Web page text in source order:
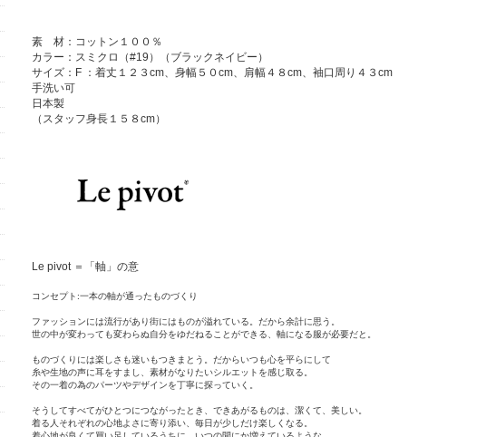
素 材：コットン１００％
カラー：スミクロ（#19）（ブラックネイビー）
サイズ：F ：着丈１２３cm、身幅５０cm、肩幅４８cm、袖口周り４３cm
手洗い可
日本製
（スタッフ身長１５８cm）
Le pivot ＝「軸」の意
コンセプト:一本の軸が通ったものづくり
ファッションには流行があり街にはものが溢れている。だから余計に思う。
世の中が変わっても変わらぬ自分をゆだねることができる、軸になる服が必要だと。
ものづくりには楽しさも迷いもつきまとう。だからいつも心を平らにして
糸や生地の声に耳をすまし、素材がなりたいシルエットを感じ取る。
その一着の為のパーツやデザインを丁寧に探っていく。
そうしてすべてがひとつにつながったとき、できあがるものは、潔くて、美しい。
着る人それぞれの心地よさに寄り添い、毎日が少しだけ楽しくなる。